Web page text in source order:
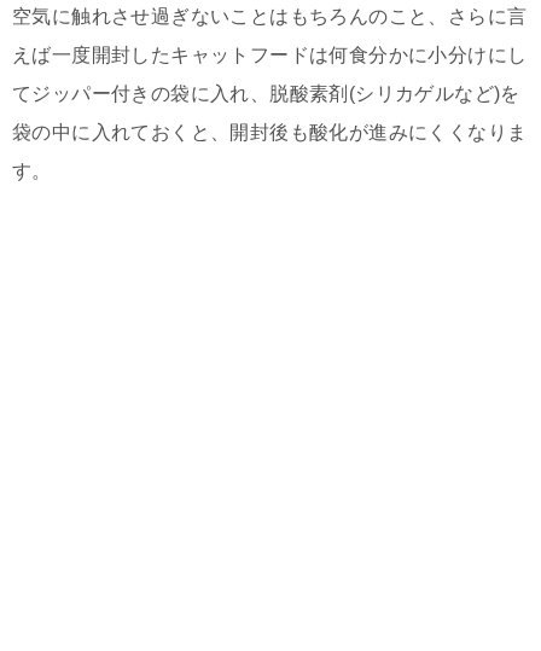
空気に触れさせ過ぎないことはもちろんのこと、さらに言
えば一度開封したキャットフードは何食分かに小分けにし
てジッパー付きの袋に入れ、脱酸素剤(シリカゲルなど)を
袋の中に入れておくと、開封後も酸化が進みにくくなりま
す。